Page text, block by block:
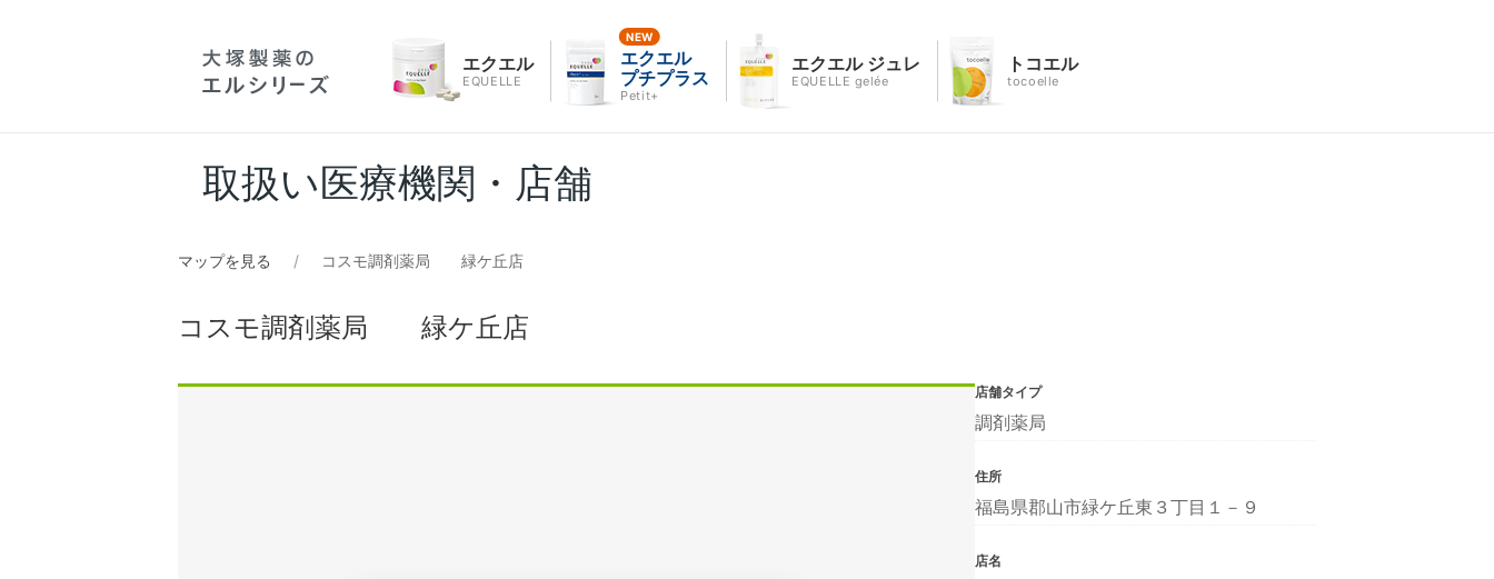
エクエル
EQUELLE
エクエル
プチプラス
Petit+
エクエル ジュレ
EQUELLE gelée
トコエル
tocoelle
取扱い医療機関・店舗
マップを見る コスモ調剤薬局 緑ケ丘店
コスモ調剤薬局 緑ケ丘店
店舗タイプ
調剤薬局
住所
福島県郡山市緑ケ丘東３丁目１－９
店名